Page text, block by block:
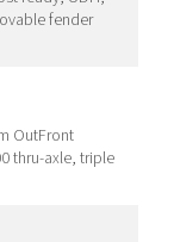
fender
OutFront
thru-axle, triple